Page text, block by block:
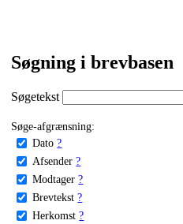
Søgning i brevbasen
Søgetekst
Søge-afgrænsning:
Dato ?
Afsender ?
Modtager ?
Brevtekst ?
Herkomst ?